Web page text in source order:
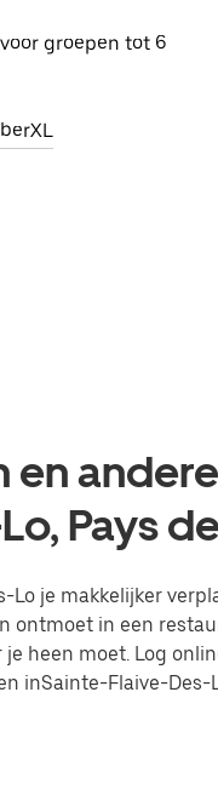
groepen tot 6
en
Pays
Lo je makkelijker
ontmoet in een
heen moet. Log
inSainte-Flaive-Des-